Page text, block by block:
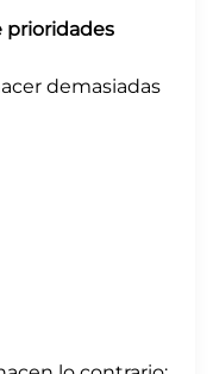
prioridades
demasiadas